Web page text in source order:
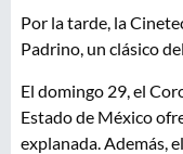
Por la tarde, la
Padrino, un clásico
El domingo 29, el
Estado de México
explanada. Además,